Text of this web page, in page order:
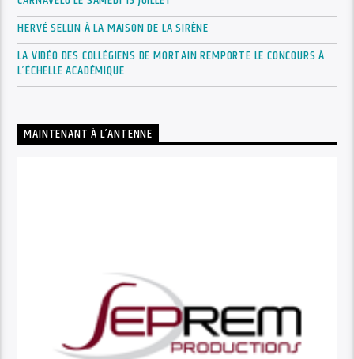
HERVÉ SELLIN À LA MAISON DE LA SIRÈNE
LA VIDÉO DES COLLÉGIENS DE MORTAIN REMPORTE LE CONCOURS À
L’ÉCHELLE ACADÉMIQUE
MAINTENANT À L’ANTENNE